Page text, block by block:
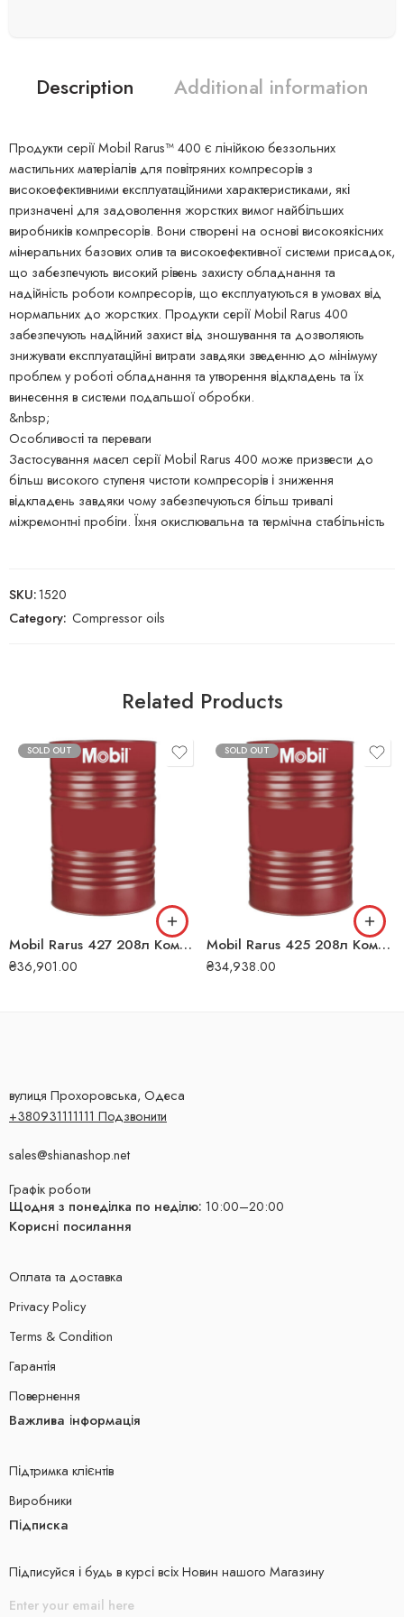
Description Additional information
Продукти серії Mobil Rarus™ 400 є лінійкою беззольних
мастильних матеріалів для повітряних компресорів з
високоефективними експлуатаційними характеристиками, які
призначені для задоволення жорстких вимог найбільших
виробників компресорів. Вони створені на основі високоякісних
мінеральних базових олив та високоефективної системи присадок,
що забезпечують високий рівень захисту обладнання та
надійність роботи компресорів, що експлуатуються в умовах від
нормальних до жорстких. Продукти серії Mobil Rarus 400
забезпечують надійний захист від зношування та дозволяють
знижувати експлуатаційні витрати завдяки зведенню до мінімуму
проблем у роботі обладнання та утворення відкладень та їх
винесення в системи подальшої обробки.
&nbsp;
Особливості та переваги
Застосування масел серії Mobil Rarus 400 може призвести до
більш високого ступеня чистоти компресорів і зниження
відкладень завдяки чому забезпечуються більш тривалі
міжремонтні пробіги. Їхня окислювальна та термічна стабільність
SKU:1520
Category: Compressor oils
Related Products
SOLD OUT
Mobil Rarus 427 208л Компресорна олива
₴36,901.00
SOLD OUT
Mobil Rarus 425 208л Компресорна олива
₴34,938.00
вулиця Прохоровська, Одеса
+380931111111 Подзвонити
sales@shianashop.net
Графік роботи
Щодня з понеділка по неділю: 10:00–20:00
Корисні посилання
Оплата та доставка
Privacy Policy
Terms & Condition
Гарантія
Повернення
Важлива інформація
Підтримка клієнтів
Виробники
Підписка
Підписуйся і будь в курсі всіх Новин нашого Магазину